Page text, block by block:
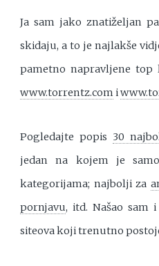
Ja sam jako znatiželjan
skidaju, a to je najlakše
pametno napravljene
www.torrentz.comi
Pogledajte popis 30
jedan na kojem je
kategorijama; najbolji za
pornjavu, itd. Našao sam
siteova koji trenutno